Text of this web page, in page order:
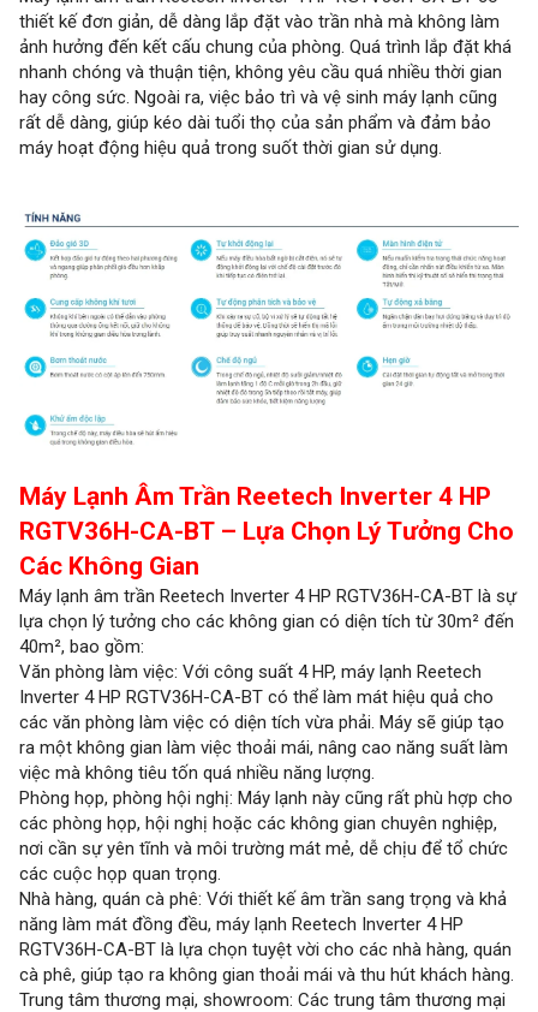
thiết kế đơn giản, dễ dàng lắp đặt vào trần nhà mà không làm
ảnh hưởng đến kết cấu chung của phòng. Quá trình lắp đặt khá
nhanh chóng và thuận tiện, không yêu cầu quá nhiều thời gian
hay công sức. Ngoài ra, việc bảo trì và vệ sinh máy lạnh cũng
rất dễ dàng, giúp kéo dài tuổi thọ của sản phẩm và đảm bảo
máy hoạt động hiệu quả trong suốt thời gian sử dụng.
Máy Lạnh Âm Trần Reetech Inverter 4 HP
RGTV36H-CA-BT – Lựa Chọn Lý Tưởng Cho
Các Không Gian
Máy lạnh âm trần Reetech Inverter 4 HP RGTV36H-CA-BT là sự
lựa chọn lý tưởng cho các không gian có diện tích từ 30m² đến
40m², bao gồm:
Văn phòng làm việc: Với công suất 4 HP, máy lạnh Reetech
Inverter 4 HP RGTV36H-CA-BT có thể làm mát hiệu quả cho
các văn phòng làm việc có diện tích vừa phải. Máy sẽ giúp tạo
ra một không gian làm việc thoải mái, nâng cao năng suất làm
việc mà không tiêu tốn quá nhiều năng lượng.
Phòng họp, phòng hội nghị: Máy lạnh này cũng rất phù hợp cho
các phòng họp, hội nghị hoặc các không gian chuyên nghiệp,
nơi cần sự yên tĩnh và môi trường mát mẻ, dễ chịu để tổ chức
các cuộc họp quan trọng.
Nhà hàng, quán cà phê: Với thiết kế âm trần sang trọng và khả
năng làm mát đồng đều, máy lạnh Reetech Inverter 4 HP
RGTV36H-CA-BT là lựa chọn tuyệt vời cho các nhà hàng, quán
cà phê, giúp tạo ra không gian thoải mái và thu hút khách hàng.
Trung tâm thương mại, showroom: Các trung tâm thương mại